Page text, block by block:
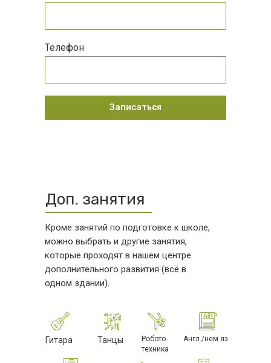
Телефон
Записаться
Доп. занятия
Кроме занятий по подготовке к школе,
можно выбрать и другие занятия,
которые проходят в нашем центре
дополнительного развития (всё в
одном здании).
Гитара Англ./нем.яз.
Танцы
Робото-
техника